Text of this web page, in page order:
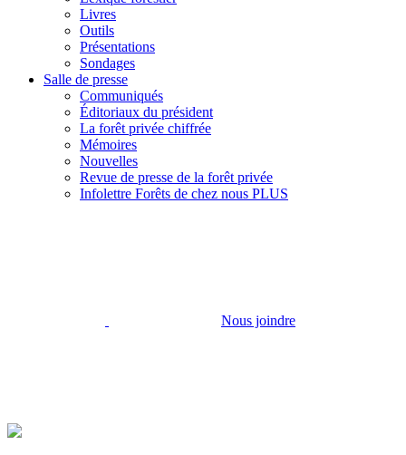
Livres
Outils
Présentations
Sondages
Salle de presse
Communiqués
Éditoriaux du président
La forêt privée chiffrée
Mémoires
Nouvelles
Revue de presse de la forêt privée
Infolettre Forêts de chez nous PLUS
Nous joindre